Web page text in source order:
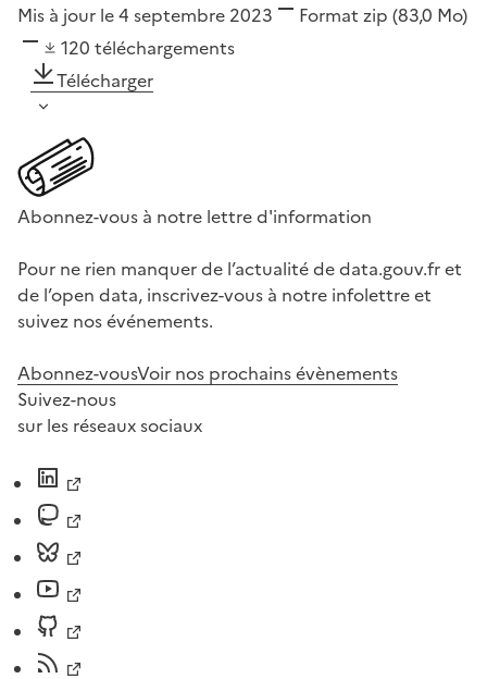
Mis à jour le 4 septembre 2023 Format zip (83,0 Mo)
120 téléchargements
Télécharger
Abonnez-vous à notre lettre d'information
Pour ne rien manquer de l’actualité de data.gouv.fr et
de l’open data, inscrivez-vous à notre infolettre et
suivez nos événements.
Abonnez-vousVoir nos prochains évènements
Suivez-nous
sur les réseaux sociaux